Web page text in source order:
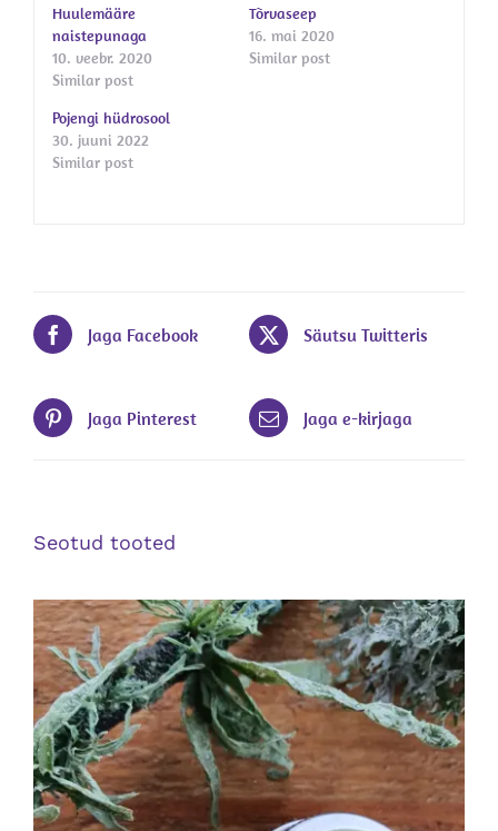
Huulemääre
naistepunaga
10. veebr. 2020
Similar post
Tõrvaseep
16. mai 2020
Similar post
Pojengi hüdrosool
30. juuni 2022
Similar post
Jaga Facebook Säutsu Twitteris
Jaga Pinterest Jaga e-kirjaga
Seotud tooted